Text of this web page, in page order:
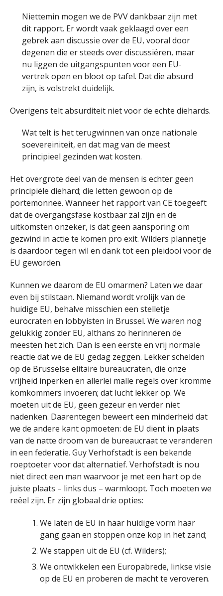
Niettemin mogen we de PVV dankbaar zijn met
dit rapport. Er wordt vaak geklaagd over een
gebrek aan discussie over de EU, vooral door
degenen die er steeds over discussiëren, maar
nu liggen de uitgangspunten voor een EU-
vertrek open en bloot op tafel. Dat die absurd
zijn, is volstrekt duidelijk.
Overigens telt absurditeit niet voor de echte diehards.
Wat telt is het terugwinnen van onze nationale
soevereiniteit, en dat mag van de meest
principieel gezinden wat kosten.
Het overgrote deel van de mensen is echter geen
principiële diehard; die letten gewoon op de
portemonnee. Wanneer het rapport van CE toegeeft
dat de overgangsfase kostbaar zal zijn en de
uitkomsten onzeker, is dat geen aansporing om
gezwind in actie te komen pro exit. Wilders plannetje
is daardoor tegen wil en dank tot een pleidooi voor de
EU geworden.
Kunnen we daarom de EU omarmen? Laten we daar
even bij stilstaan. Niemand wordt vrolijk van de
huidige EU, behalve misschien een stelletje
eurocraten en lobbyisten in Brussel. We waren nog
gelukkig zonder EU, althans zo herinneren de
meesten het zich. Dan is een eerste en vrij normale
reactie dat we de EU gedag zeggen. Lekker schelden
op de Brusselse elitaire bureaucraten, die onze
vrijheid inperken en allerlei malle regels over kromme
komkommers invoeren; dat lucht lekker op. We
moeten uit de EU, geen gezeur en verder niet
nadenken. Daarentegen beweert een minderheid dat
we de andere kant opmoeten: de EU dient in plaats
van de natte droom van de bureaucraat te veranderen
in een federatie. Guy Verhofstadt is een bekende
roeptoeter voor dat alternatief. Verhofstadt is nou
niet direct een man waarvoor je met een hart op de
juiste plaats – links dus – warmloopt. Toch moeten we
reëel zijn. Er zijn globaal drie opties:
We laten de EU in haar huidige vorm haar
gang gaan en stoppen onze kop in het zand;
We stappen uit de EU (cf. Wilders);
We ontwikkelen een Europabrede, linkse visie
op de EU en proberen de macht te veroveren.